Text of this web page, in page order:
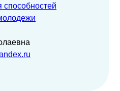
способностей